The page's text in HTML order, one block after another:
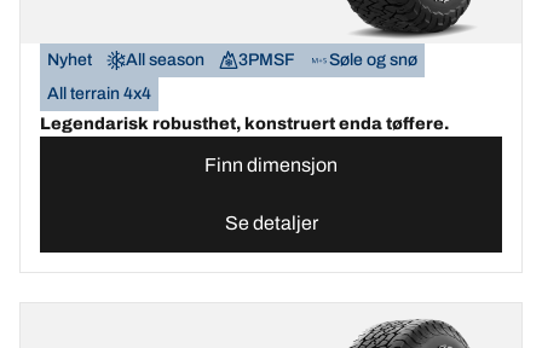
Nyhet All season 3PMSF
Søle og snø
All terrain 4x4
Legendarisk robusthet, konstruert enda tøffere.
Finn dimensjon
Se detaljer